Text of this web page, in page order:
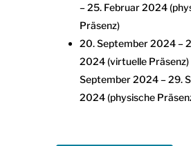
– 25. Februar 2024
Präsenz)
20. September 2024 –
2024 (virtuelle Präsenz)
September 2024 – 29.
2024 (physische